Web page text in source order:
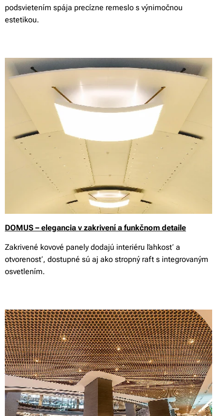
podsvietením spája precízne remeslo s výnimočnou
estetikou.
DOMUS – elegancia v zakrivení a funkčnom detaile
Zakrivené kovové panely dodajú interiéru ľahkosť a
otvorenosť, dostupné sú aj ako stropný raft s integrovaným
osvetlením.